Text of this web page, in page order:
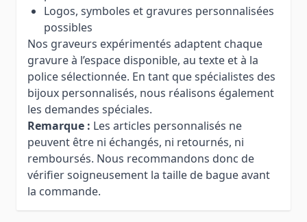
Logos, symboles et gravures personnalisées
possibles
Nos graveurs expérimentés adaptent chaque
gravure à l’espace disponible, au texte et à la
police sélectionnée. En tant que spécialistes des
bijoux personnalisés, nous réalisons également
les demandes spéciales.
Remarque : Les articles personnalisés ne
peuvent être ni échangés, ni retournés, ni
remboursés. Nous recommandons donc de
vérifier soigneusement la taille de bague avant
la commande.